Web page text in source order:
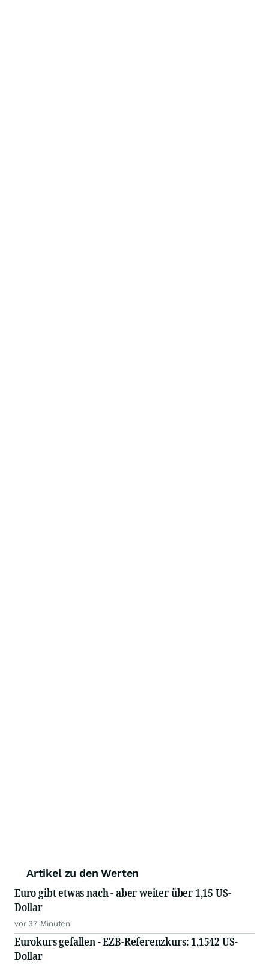
Artikel zu den Werten
Euro gibt etwas nach - aber weiter über 1,15 US-
Dollar
vor 37 Minuten
Eurokurs gefallen - EZB-Referenzkurs: 1,1542 US-
Dollar